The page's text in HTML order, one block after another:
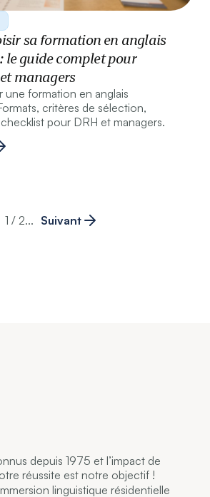
sa formation en anglais
le guide complet pour
managers
une formation en anglais
critères de sélection,
pour DRH et managers.
1 / 2... Suivant
depuis 1975 et l’impact de
réussite est notre objectif !